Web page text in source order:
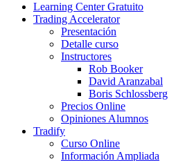
Learning Center Gratuito
Trading Accelerator
Presentación
Detalle curso
Instructores
Rob Booker
David Aranzabal
Boris Schlossberg
Precios Online
Opiniones Alumnos
Tradify
Curso Online
Información Ampliada